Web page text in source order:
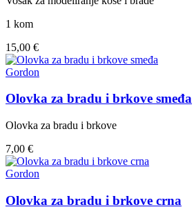
1 kom
15,00 €
Gordon
Olovka za bradu i brkove smeđa
Olovka za bradu i brkove
7,00 €
Gordon
Olovka za bradu i brkove crna